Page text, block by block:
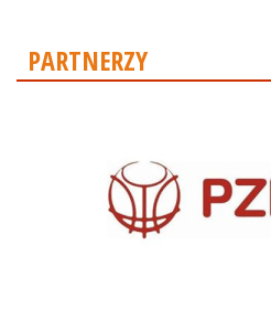
PARTNERZY